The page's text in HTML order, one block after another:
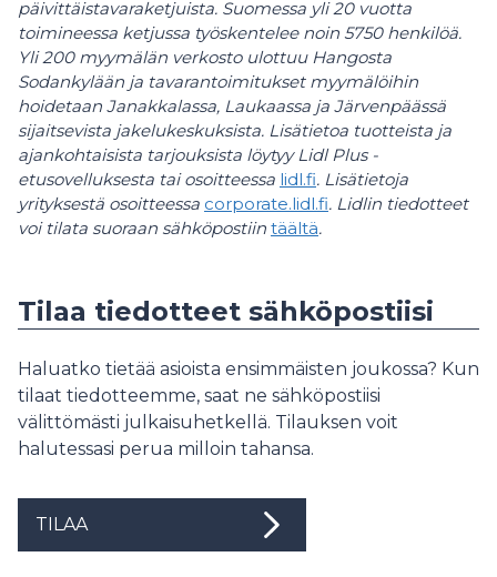
päivittäistavaraketjuista. Suomessa yli 20 vuotta
toimineessa ketjussa työskentelee noin 5750 henkilöä.
Yli 200 myymälän verkosto ulottuu Hangosta
Sodankylään ja tavarantoimitukset myymälöihin
hoidetaan Janakkalassa, Laukaassa ja Järvenpäässä
sijaitsevista jakelukeskuksista. Lisätietoa tuotteista ja
ajankohtaisista tarjouksista löytyy Lidl Plus -
etusovelluksesta tai osoitteessa lidl.fi. Lisätietoja
yrityksestä osoitteessa corporate.lidl.fi. Lidlin tiedotteet
voi tilata suoraan sähköpostiin täältä.
Tilaa tiedotteet sähköpostiisi
Haluatko tietää asioista ensimmäisten joukossa? Kun
tilaat tiedotteemme, saat ne sähköpostiisi
välittömästi julkaisuhetkellä. Tilauksen voit
halutessasi perua milloin tahansa.
TILAA